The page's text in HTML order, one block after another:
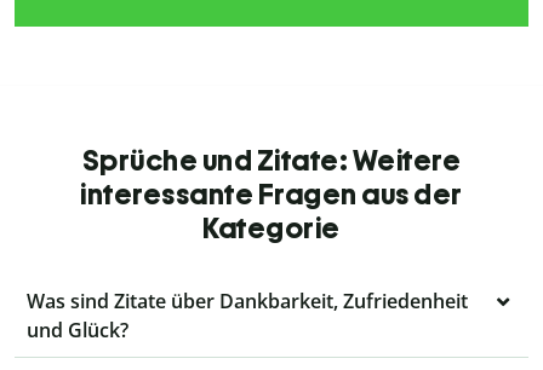
Sprüche und Zitate: Weitere
interessante Fragen aus der
Kategorie
Was sind Zitate über Dankbarkeit, Zufriedenheit
und Glück?